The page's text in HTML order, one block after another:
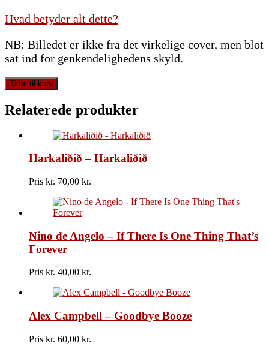
Hvad betyder alt dette?
NB: Billedet er ikke fra det virkelige cover, men blot
sat ind for genkendelighedens skyld.
Bill
Lovelady
-
Cheer
antal
Tilføj til kurv
Relaterede produkter
Harkaliðið – Harkaliðið
Pris kr. 70,00
Nino de Angelo – If There Is One Thing That’s
Forever
Pris kr. 40,00
Alex Campbell – Goodbye Booze
Pris kr. 60,00